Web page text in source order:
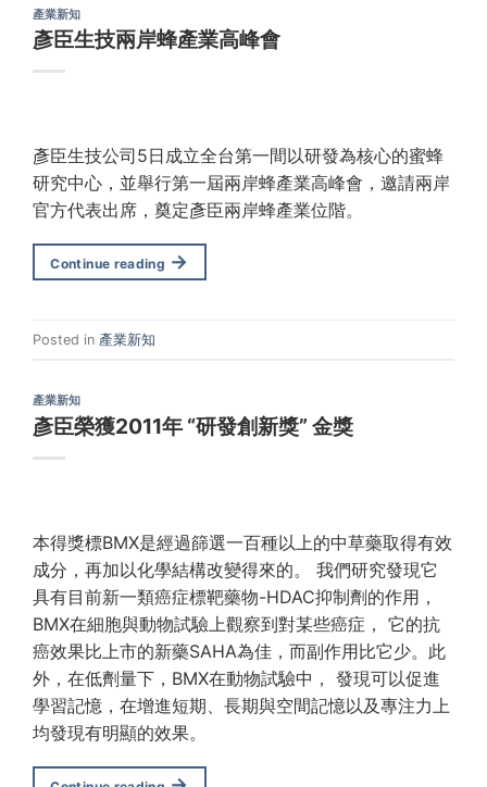
產業新知
彥臣生技兩岸蜂產業高峰會
彥臣生技公司5日成立全台第一間以研發為核心的蜜蜂
研究中心，並舉行第一屆兩岸蜂產業高峰會，邀請兩岸
官方代表出席，奠定彥臣兩岸蜂產業位階。
Continue reading →
Posted in 產業新知
產業新知
彥臣榮獲2011年 “研發創新獎” 金獎
本得獎標BMX是經過篩選一百種以上的中草藥取得有效
成分，再加以化學結構改變得來的。 我們研究發現它
具有目前新一類癌症標靶藥物-HDAC抑制劑的作用，
BMX在細胞與動物試驗上觀察到對某些癌症， 它的抗
癌效果比上市的新藥SAHA為佳，而副作用比它少。此
外，在低劑量下，BMX在動物試驗中， 發現可以促進
學習記憶，在增進短期、長期與空間記憶以及專注力上
均發現有明顯的效果。